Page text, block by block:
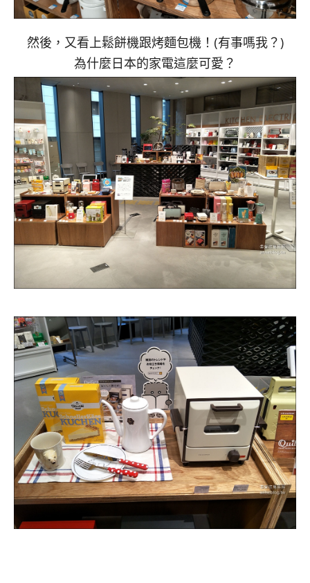
然後，又看上鬆餅機跟烤麵包機！(有事嗎我？)
為什麼日本的家電這麼可愛？